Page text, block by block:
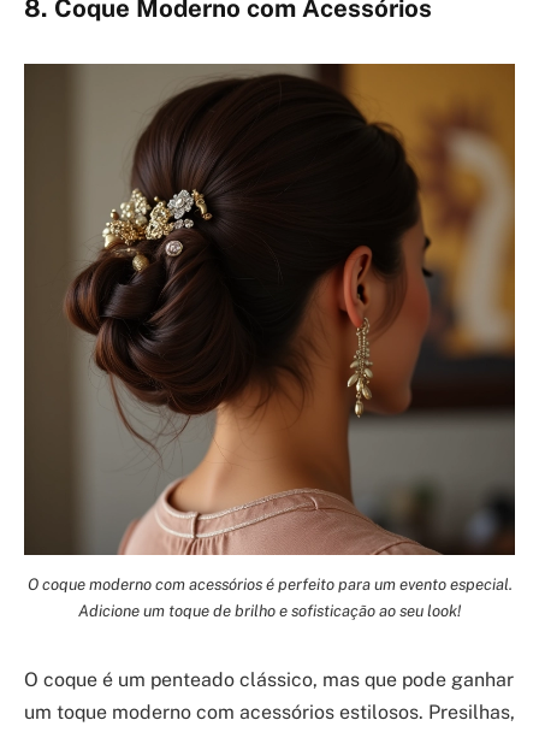
8. Coque Moderno com Acessórios
O coque moderno com acessórios é perfeito para um evento especial.
Adicione um toque de brilho e sofisticação ao seu look!
O coque é um penteado clássico, mas que pode ganhar
um toque moderno com acessórios estilosos. Presilhas,